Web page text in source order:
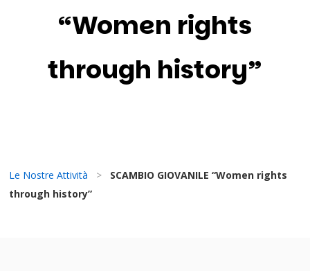
“Women rights
through history”
Le Nostre Attività >
SCAMBIO GIOVANILE “Women rights
through history”